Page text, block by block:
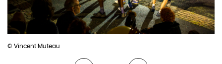
festive et immersive. Les deux dernières créations « HAPPY
HYPE » (recréation 2021) et « CACHALOTTE » (création 2022),
poursuivent leur tournée internationale sur la saison 24-25.
© Vincent Muteau